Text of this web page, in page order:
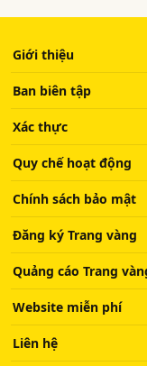
Giới thiệu
Ban biên tập
Xác thực
Quy chế hoạt động
Chính sách bảo mật
Đăng ký Trang vàng
Quảng cáo Trang
Website miễn phí
Liên hệ